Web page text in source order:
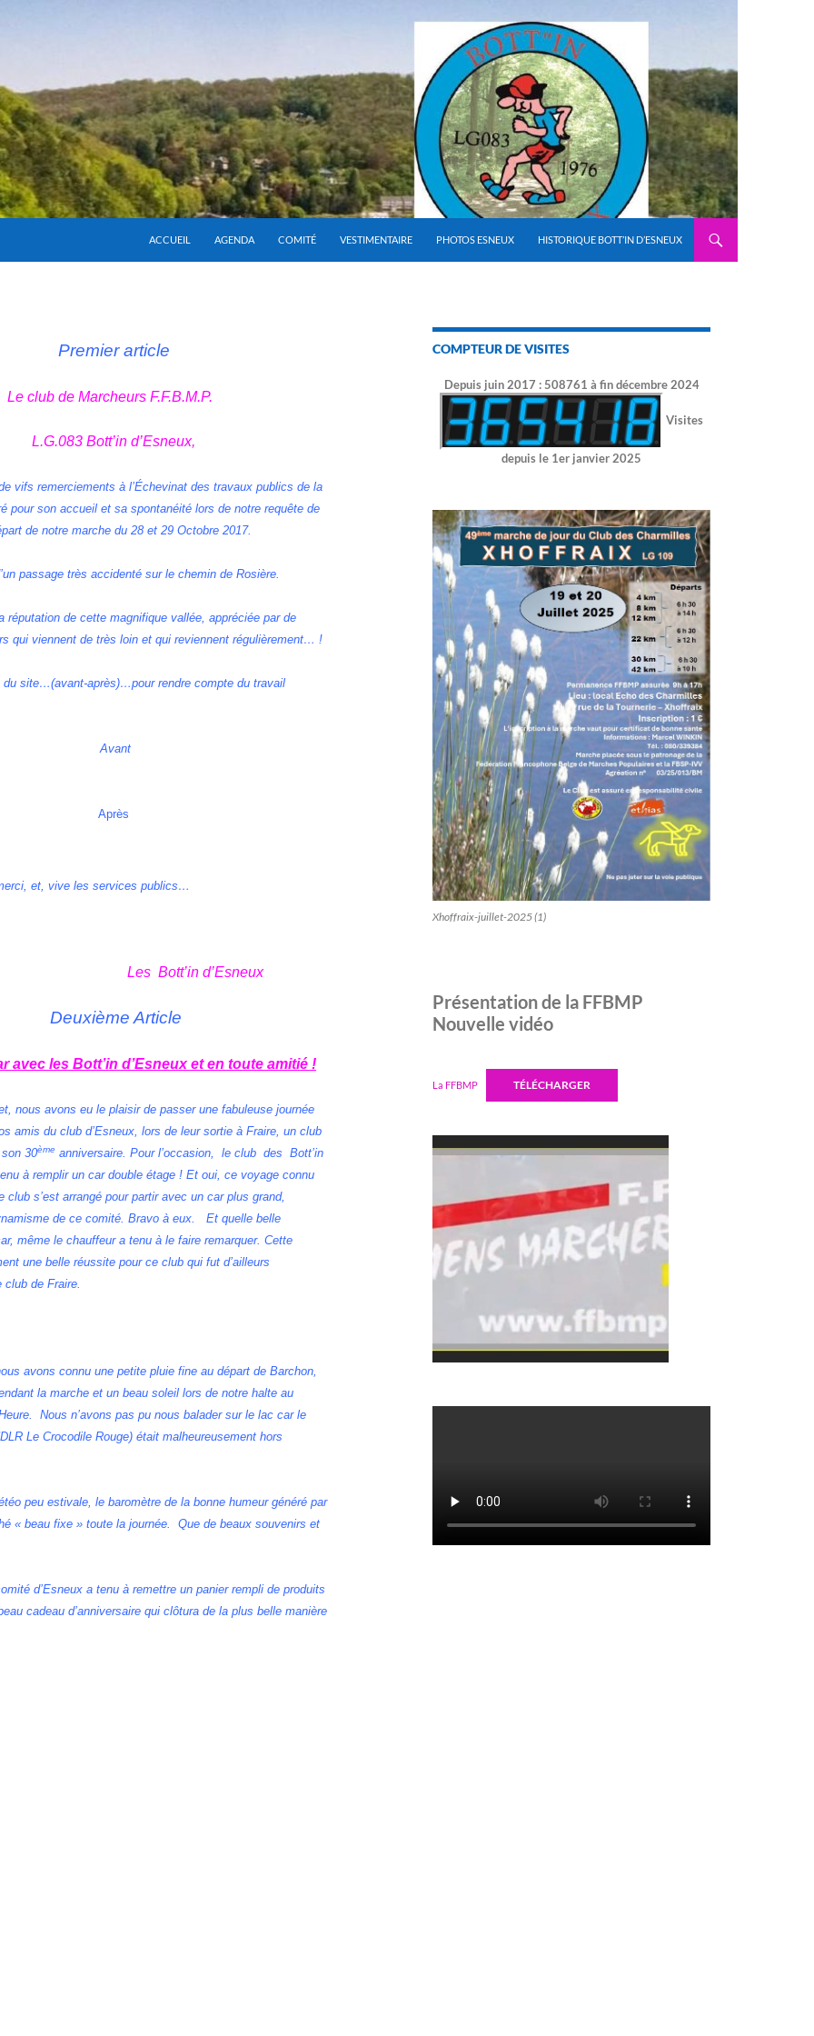
ACCUEIL AGENDA COMITÉ VESTIMENTAIRE PHOTOS ESNEUX HISTORIQUE BOTT’IN D’ESNEUX
Premier article
Le club de Marcheurs F.F.B.M.P.
L.G.083 Bott’in d’Esneux,
vifs remerciements à l’Échevinat des travaux publics de la
pour son accueil et sa spontanéité lors de notre requête de
de notre marche du 28 et 29 Octobre 2017.
passage très accidenté sur le chemin de Rosière.
réputation de cette magnifique vallée, appréciée par de
qui viennent de très loin et qui reviennent régulièrement… !
du site…(avant-après)…pour rendre compte du travail
Avant
Après
et, vive les services publics…
Les Bott’in d’Esneux
Deuxième Article
avec les Bott’in d’Esneux et en toute amitié !
nous avons eu le plaisir de passer une fabuleuse journée
amis du club d’Esneux, lors de leur sortie à Fraire, un club
30ème anniversaire. Pour l’occasion, le club des Bott’in
à remplir un car double étage ! Et oui, ce voyage connu
club s’est arrangé pour partir avec un car plus grand,
de ce comité. Bravo à eux. Et quelle belle
même le chauffeur a tenu à le faire remarquer. Cette
une belle réussite pour ce club qui fut d’ailleurs
club de Fraire.
avons connu une petite pluie fine au départ de Barchon,
la marche et un beau soleil lors de notre halte au
Nous n’avons pas pu nous balader sur le lac car le
Le Crocodile Rouge) était malheureusement hors
peu estivale, le baromètre de la bonne humeur généré par
« beau fixe » toute la journée. Que de beaux souvenirs et
d’Esneux a tenu à remettre un panier rempli de produits
cadeau d’anniversaire qui clôtura de la plus belle manière
COMPTEUR DE VISITES
Depuis juin 2017 : 508761 à fin décembre 2024
Visites
depuis le 1er janvier 2025
Xhoffraix-juillet-2025 (1)
Présentation de la FFBMP
Nouvelle vidéo
La FFBMP TÉLÉCHARGER